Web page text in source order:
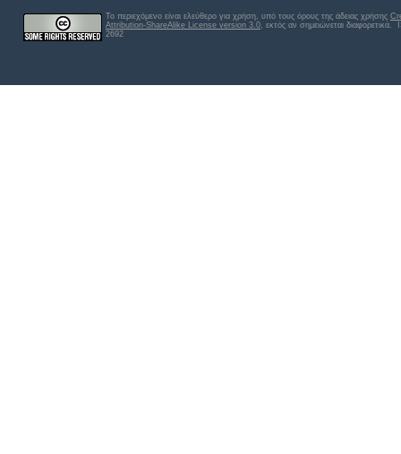
Το περιεχόμενο είναι ελεύθερο για χρήση, υπό τους όρους της άδειας χρήσης
Attribution-ShareAlike License version 3.0, εκτός αν σημειώνεται διαφορετικά.
2692